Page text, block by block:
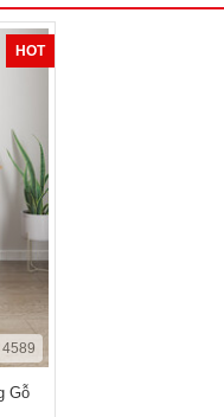
HOT
4589
Gỗ